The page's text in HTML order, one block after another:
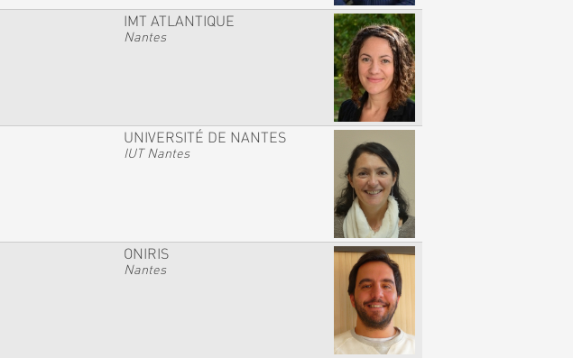
IMT ATLANTIQUE
Nantes
UNIVERSITÉ DE NANTES
IUT Nantes
ONIRIS
Nantes